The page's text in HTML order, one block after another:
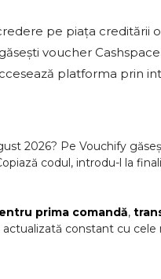
pe piața creditării
voucher
platforma prin
2026? Pe Vouchify
codul, introdu-l la
prima comandă,
constant cu